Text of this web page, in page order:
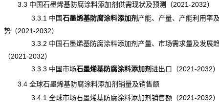
3.3 中国石墨烯基防腐涂料添加剂供需现状及预测（2021-2032）
3.3.1 中国石墨烯基防腐涂料添加剂 产能、产量、产能利用率
势（2021-2032）
3.3.2 中国石墨烯基防腐涂料添加剂产量、市场需求量及发展
（2021-2032）
3.3.3 中国市场石墨烯基防腐涂料添加剂进出口 （2021-2032）
3.4 全球石墨烯基防腐涂料添加剂销量及销售额
3.4.1 全球市场石墨烯基防腐涂料添加剂销售额（2021-2032）